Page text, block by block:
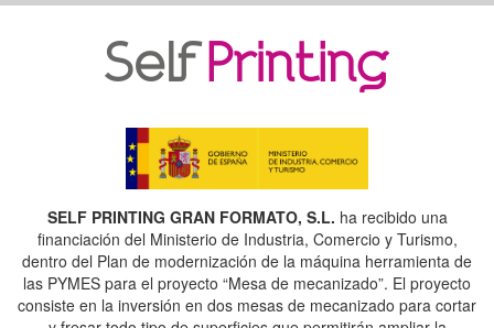
SELF PRINTING GRAN FORMATO, S.L. ha recibido una
financiación del Ministerio de Industria, Comercio y Turismo,
dentro del Plan de modernización de la máquina herramienta de
las PYMES para el proyecto “Mesa de mecanizado”. El proyecto
consiste en la inversión en dos mesas de mecanizado para cortar